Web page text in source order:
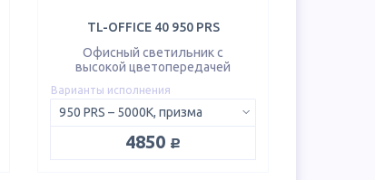
TL-OFFICE 40 950 PRS
Офисный светильник с
высокой цветопередачей
Варианты исполнения
950 PRS – 5000K, призма
4850 руб.